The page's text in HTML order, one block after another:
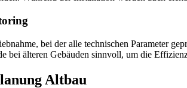
bei der alle technischen Parameter
bei älteren Gebäuden sinnvoll, um die
Altbau